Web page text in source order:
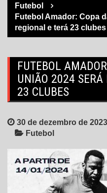
Futebol
Futebol Amador: Copa
regional e terá 23 clubes
FUTEBOL
UNIÃO 2024 SERÁ
23 CLUBES
30 de dezembro de 2023
Futebol